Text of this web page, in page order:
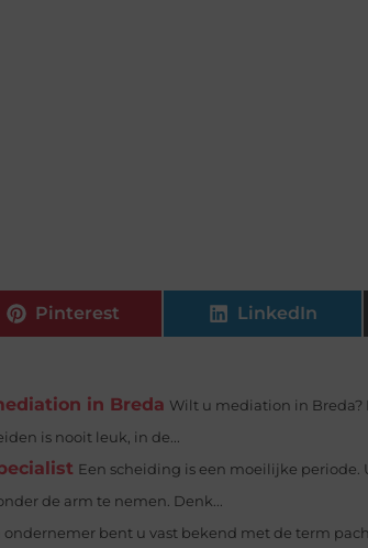
Pinterest LinkedIn
in Breda Wilt u mediation in Breda?
is nooit leuk, in de...
Een scheiding is een moeilijke periode.
de arm te nemen. Denk...
ondernemer bent u vast bekend met de term